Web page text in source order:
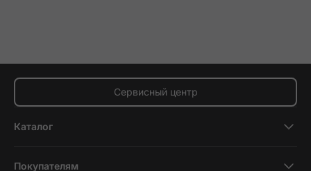
Сервисный центр
Каталог
Покупателям